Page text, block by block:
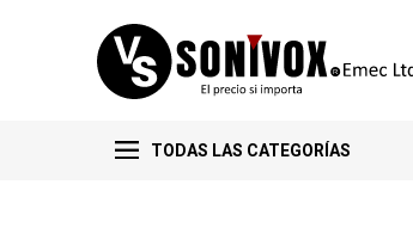
TODAS LAS CATEGORÍAS